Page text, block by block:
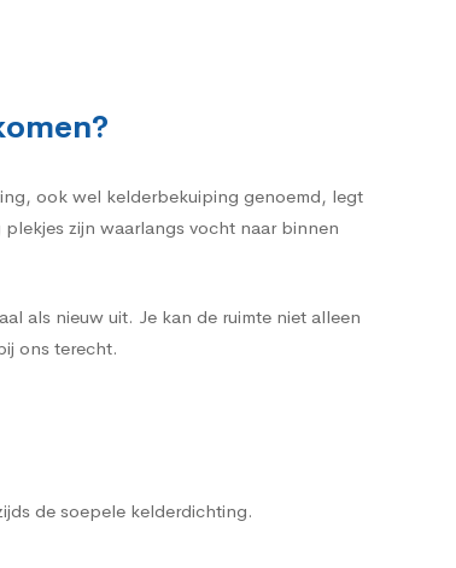
ook wel kelderbekuiping genoemd, legt
zijn waarlangs vocht naar binnen
als nieuw uit. Je kan de ruimte niet alleen
ons terecht.
de soepele kelderdichting.